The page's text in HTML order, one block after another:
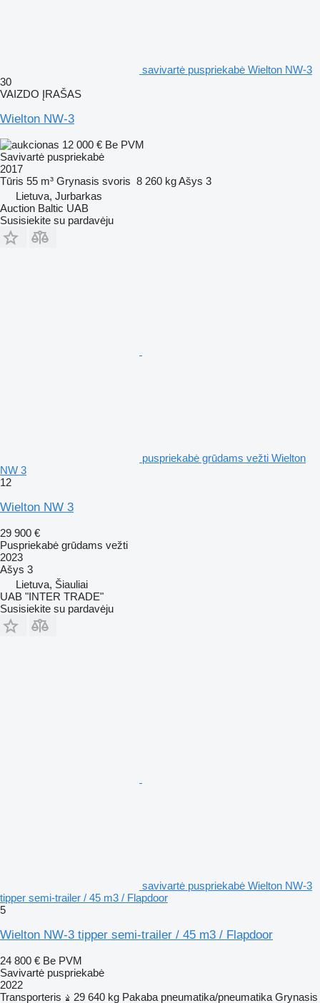
savivartė puspriekabė Wielton NW-3
30
VAIZDO ĮRAŠAS
Wielton NW-3
12 000 € Be PVM
Savivartė puspriekabė
2017
Tūris 55 m³ Grynasis svoris 8 260 kgAšys 3
Lietuva, Jurbarkas
Auction Baltic UAB
Susisiekite su pardavėju
puspriekabė grūdams vežti Wielton
NW 3
12
Wielton NW 3
29 900 €
Puspriekabė grūdams vežti
2023
Ašys 3
Lietuva, Šiauliai
UAB "INTER TRADE"
Susisiekite su pardavėju
savivartė puspriekabė Wielton NW-3
tipper semi-trailer / 45 m3 / Flapdoor
5
Wielton NW-3 tipper semi-trailer / 45 m3 / Flapdoor
24 800 € Be PVM
Savivartė puspriekabė
2022
Transporteris
29 640 kg Pakaba pneumatika/pneumatika Grynasis